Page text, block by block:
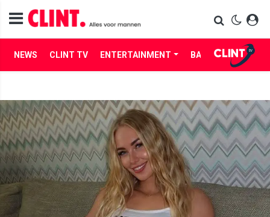
NEWS CLINT TV ENTERTAINMENT BABES LIFE